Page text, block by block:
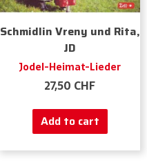
Schmidlin Vreny und Rita,
JD
Jodel-Heimat-Lieder
27,50 CHF
Add to cart